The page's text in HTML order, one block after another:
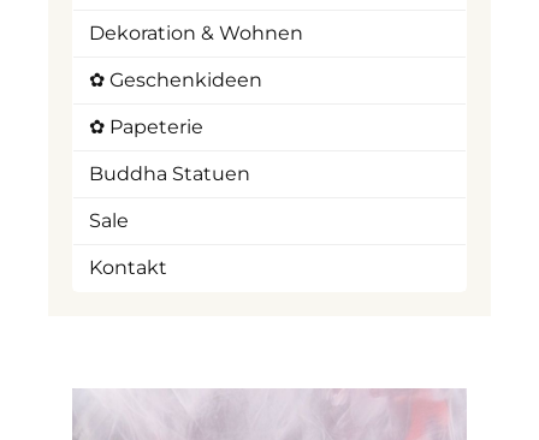
Dekoration & Wohnen
✿ Geschenkideen
✿ Papeterie
Buddha Statuen
Sale
Kontakt